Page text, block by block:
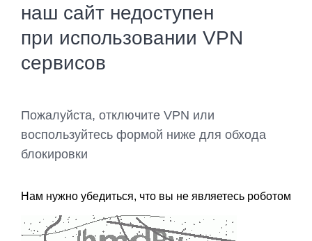
наш сайт недоступен
при использовании VPN
сервисов
Пожалуйста, отключите VPN или
воспользуйтесь формой ниже для обхода
блокировки
Нам нужно убедиться, что вы не являетесь роботом